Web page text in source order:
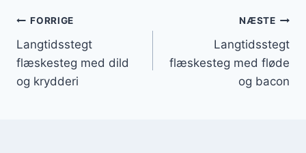
Indlægsnavigation
FORRIGE
Langtidsstegt
flæskesteg med dild
og krydderi
NÆSTE
Langtidsstegt
flæskesteg med fløde
og bacon